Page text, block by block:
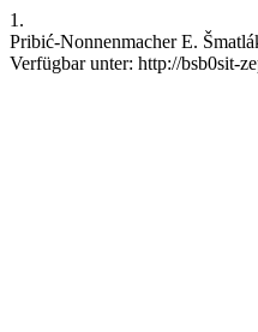
1.
Pribić-Nonnenmacher E.
Verfügbar unter: http://bsb0sit-